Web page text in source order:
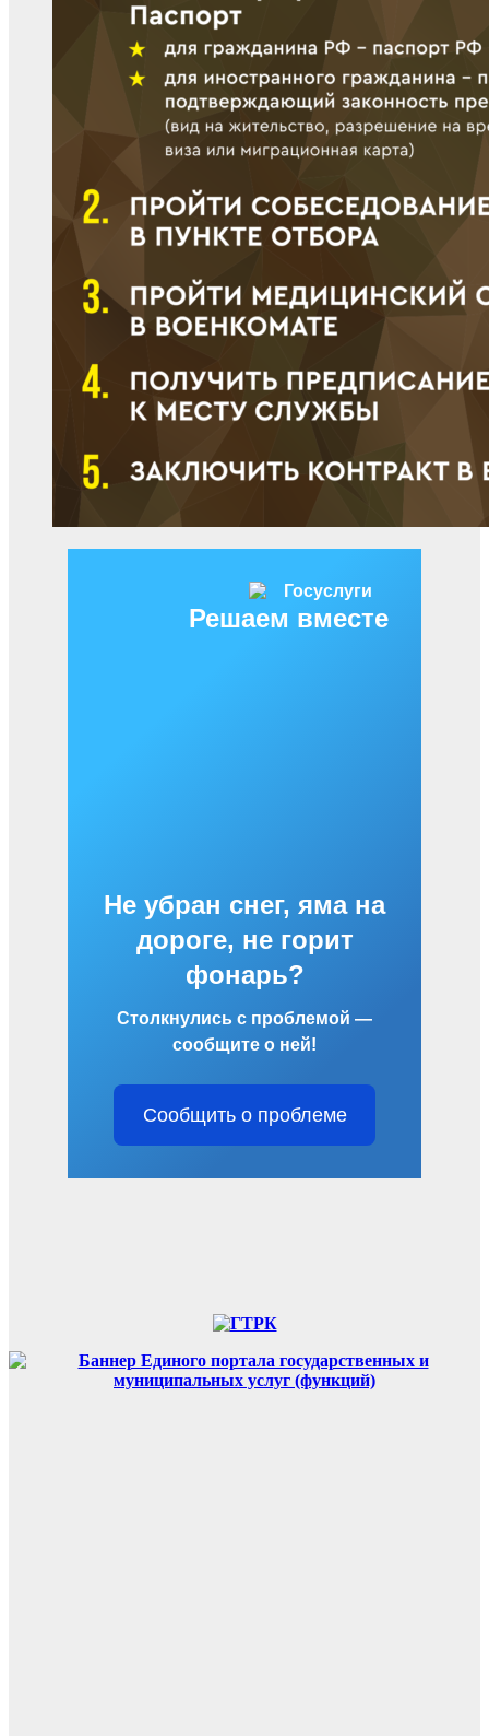
Решаем вместе
Не убран снег, яма на
дороге, не горит
фонарь?
Столкнулись с проблемой —
сообщите о ней!
Сообщить о проблеме